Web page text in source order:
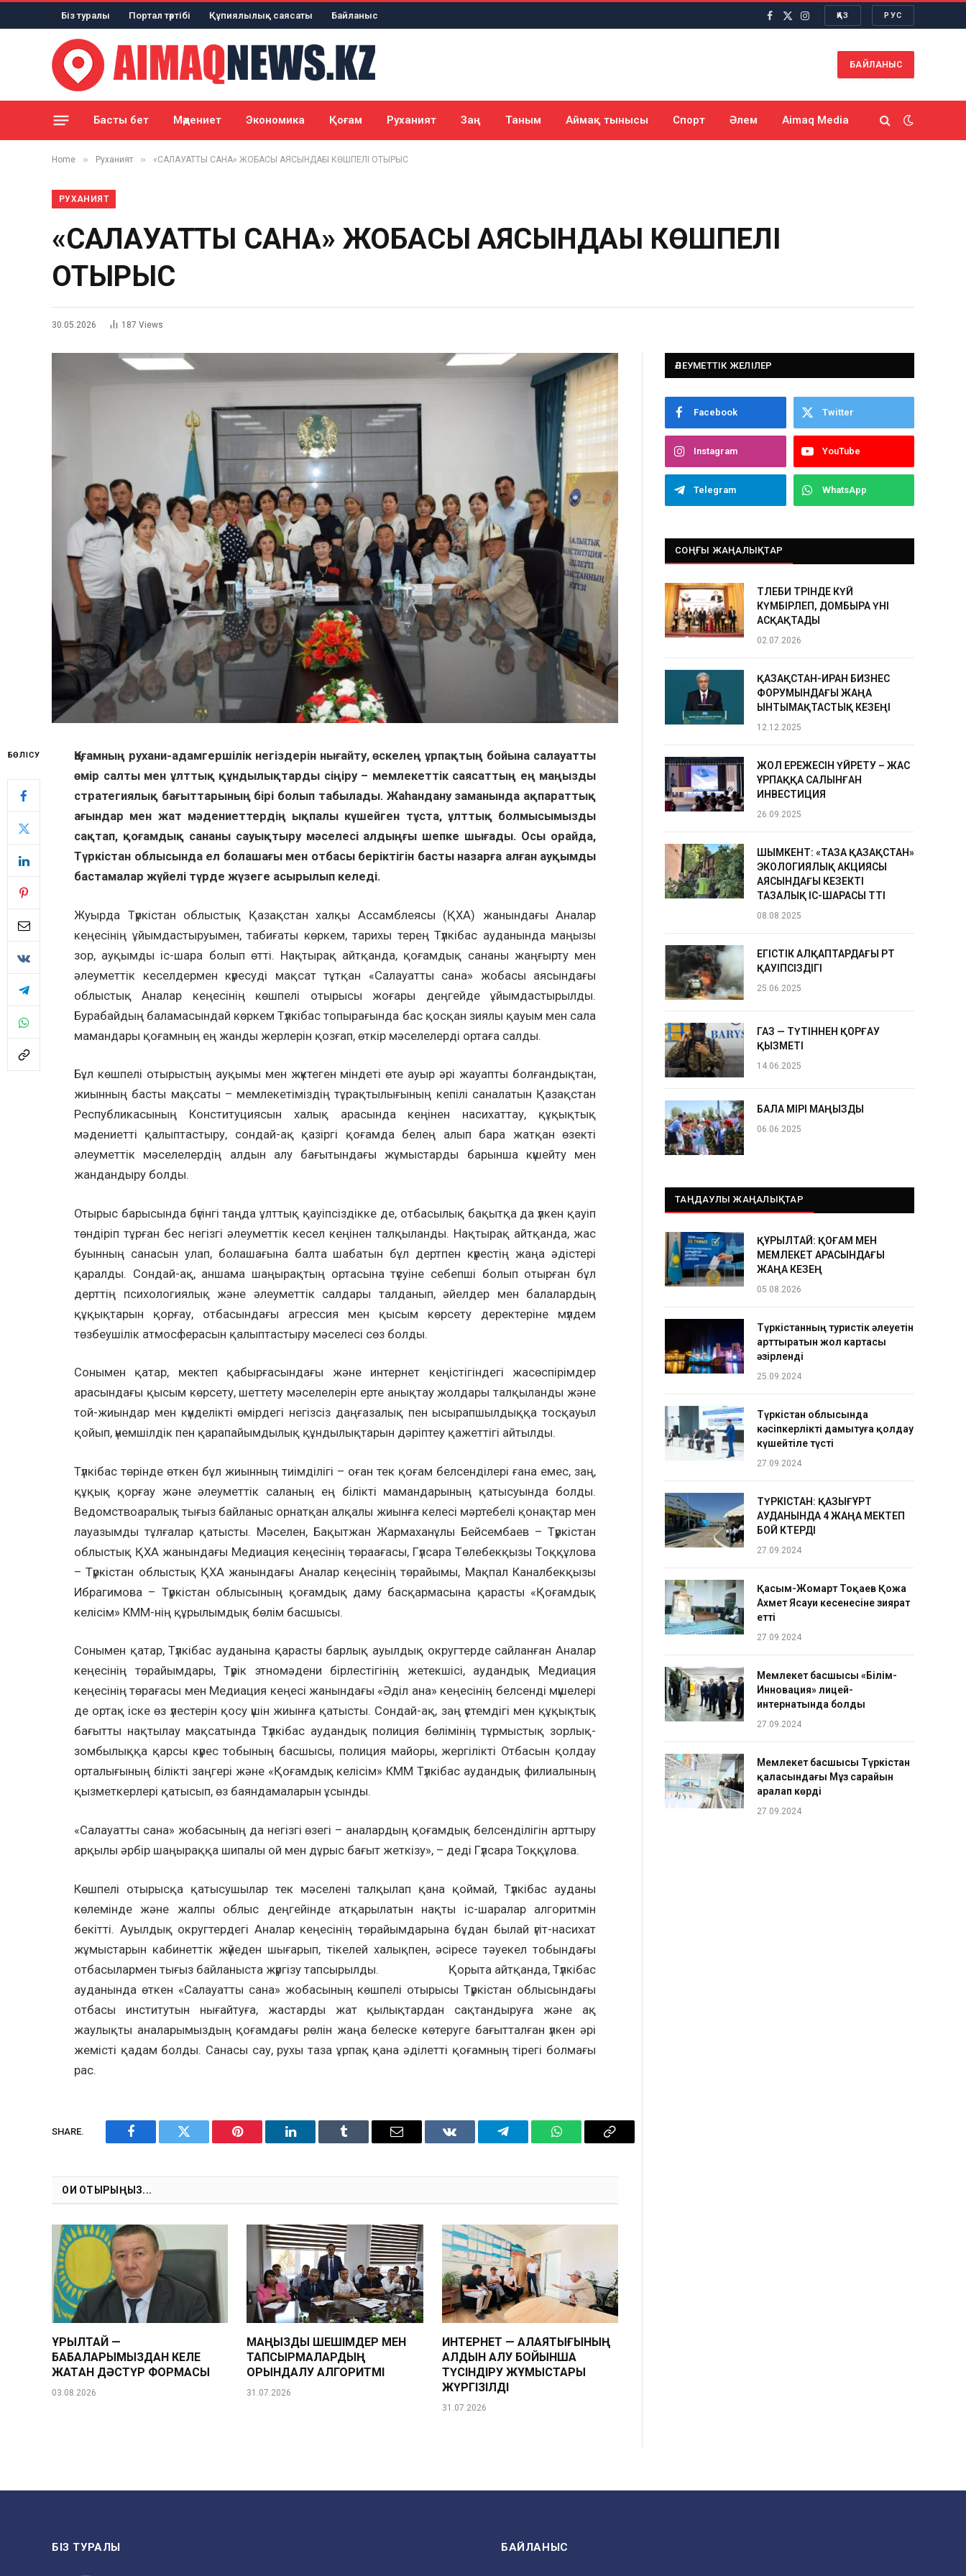
Біз туралы Портал тәртібі Құпиялылық саясаты Байланыс
Facebook
X
Instagram
ҚАЗ РУС
БАЙЛАНЫС
Басты бет Мәдениет Экономика Қоғам Руханият Заң Таным Аймақ тынысы Спорт Әлем Aimaq Media
Home » Руханият » «САЛАУАТТЫ САНА» ЖОБАСЫ АЯСЫНДАҒЫ КӨШПЕЛІ ОТЫРЫС
РУХАНИЯТ
«САЛАУАТТЫ САНА» ЖОБАСЫ АЯСЫНДАҒЫ КӨШПЕЛІ
ОТЫРЫС
30.05.2026 187 Views
БӨЛІСУ
Қоғамның рухани-адамгершілік негіздерін нығайту, өскелең ұрпақтың бойына салауатты
өмір салты мен ұлттық құндылықтарды сіңіру – мемлекеттік саясаттың ең маңызды
стратегиялық бағыттарының бірі болып табылады. Жаһандану заманында ақпараттық
ағындар мен жат мәдениеттердің ықпалы күшейген тұста, ұлттық болмысымызды
сақтап, қоғамдық сананы сауықтыру мәселесі алдыңғы шепке шығады. Осы орайда,
Түркістан облысында ел болашағы мен отбасы беріктігін басты назарға алған ауқымды
бастамалар жүйелі түрде жүзеге асырылып келеді.
Жуырда Түркістан облыстық Қазақстан халқы Ассамблеясы (ҚХА) жанындағы Аналар
кеңесінің ұйымдастыруымен, табиғаты көркем, тарихы терең Түлкібас ауданында маңызы
зор, ауқымды іс-шара болып өтті. Нақтырақ айтқанда, қоғамдық сананы жаңғырту мен
әлеуметтік кеселдермен күресуді мақсат тұтқан «Салауатты сана» жобасы аясындағы
облыстық Аналар кеңесінің көшпелі отырысы жоғары деңгейде ұйымдастырылды.
Бурабайдың баламасындай көркем Түлкібас топырағында бас қосқан зиялы қауым мен сала
мамандары қоғамның ең жанды жерлерін қозғап, өткір мәселелерді ортаға салды.
Бұл көшпелі отырыстың ауқымы мен жүктеген міндеті өте ауыр әрі жауапты болғандықтан,
жиынның басты мақсаты – мемлекетіміздің тұрақтылығының кепілі саналатын Қазақстан
Республикасының Конституциясын халық арасында кеңінен насихаттау, құқықтық
мәдениетті қалыптастыру, сондай-ақ қазіргі қоғамда белең алып бара жатқан өзекті
әлеуметтік мәселелердің алдын алу бағытындағы жұмыстарды барынша күшейту мен
жандандыру болды.
Отырыс барысында бүгінгі таңда ұлттық қауіпсіздікке де, отбасылық бақытқа да үлкен қауіп
төндіріп тұрған бес негізгі әлеуметтік кесел кеңінен талқыланды. Нақтырақ айтқанда, жас
буынның санасын улап, болашағына балта шабатын бұл дертпен күрестің жаңа әдістері
қаралды. Сондай-ақ, аншама шаңырақтың ортасына түсуіне себепші болып отырған бұл
дерттің психологиялық және әлеуметтік салдары талданып, әйелдер мен балалардың
құқықтарын қорғау, отбасындағы агрессия мен қысым көрсету деректеріне мүлдем
төзбеушілік атмосферасын қалыптастыру мәселесі сөз болды.
Сонымен қатар, мектеп қабырғасындағы және интернет кеңістігіндегі жасөспірімдер
арасындағы қысым көрсету, шеттету мәселелерін ерте анықтау жолдары талқыланды және
той-жиындар мен күнделікті өмірдегі негізсіз даңғазалық пен ысырапшылдыққа тосқауыл
қойып, үнемшілдік пен қарапайымдылық құндылықтарын дәріптеу қажеттігі айтылды.
Түлкібас төрінде өткен бұл жиынның тиімділігі – оған тек қоғам белсенділері ғана емес, заң,
құқық қорғау және әлеуметтік саланың ең білікті мамандарының қатысуында болды.
Ведомствоаралық тығыз байланыс орнатқан алқалы жиынға келесі мәртебелі қонақтар мен
лауазымды тұлғалар қатысты. Мәселен, Бақытжан Жармаханұлы Бейсембаев – Түркістан
облыстық ҚХА жанындағы Медиация кеңесінің төраағасы, Гүлсара Төлебекқызы Тоққұлова
– Түркістан облыстық ҚХА жанындағы Аналар кеңесінің төрайымы, Мақпал Каналбекқызы
Ибрагимова – Түркістан облысының қоғамдық даму басқармасына қарасты «Қоғамдық
келісім» КММ-нің құрылымдық бөлім басшысы.
Сонымен қатар, Түлкібас ауданына қарасты барлық ауылдық округтерде сайланған Аналар
кеңесінің төрайымдары, Түрік этномәдени бірлестігінің жетекшісі, аудандық Медиация
кеңесінің төрағасы мен Медиация кеңесі жанындағы «Әділ ана» кеңесінің белсенді мүшелері
де ортақ іске өз үлестерін қосу үшін жиынға қатысты. Сондай-ақ, заң үстемдігі мен құқықтық
бағытты нақтылау мақсатында Түлкібас аудандық полиция бөлімінің тұрмыстық зорлық-
зомбылыққа қарсы күрес тобының басшысы, полиция майоры, жергілікті Отбасын қолдау
орталығының білікті заңгері және «Қоғамдық келісім» КММ Түлкібас аудандық филиалының
қызметкерлері қатысып, өз баяндамаларын ұсынды.
«Салауатты сана» жобасының да негізгі өзегі – аналардың қоғамдық белсенділігін арттыру
арқылы әрбір шаңыраққа шипалы ой мен дұрыс бағыт жеткізу», – деді Гүлсара Тоққұлова.
Көшпелі отырысқа қатысушылар тек мәселені талқылап қана қоймай, Түлкібас ауданы
көлемінде және жалпы облыс деңгейінде атқарылатын нақты іс-шаралар алгоритмін
бекітті. Ауылдық округтердегі Аналар кеңесінің төрайымдарына бұдан былай үгіт-насихат
жұмыстарын кабинеттік жүйеден шығарып, тікелей халықпен, әсіресе тәуекел тобындағы
отбасылармен тығыз байланыста жүргізу тапсырылды. Қорыта айтқанда, Түлкібас
ауданында өткен «Салауатты сана» жобасының көшпелі отырысы Түркістан облысындағы
отбасы институтын нығайтуға, жастарды жат қылықтардан сақтандыруға және ақ
жаулықты аналарымыздың қоғамдағы рөлін жаңа белеске көтеруге бағытталған үлкен әрі
жемісті қадам болды. Санасы сау, рухы таза ұрпақ қана әділетті қоғамның тірегі болмағы
рас.
SHARE.
Facebook Twitter Pinterest LinkedIn Tumblr Email VKontakteTelegram WhatsAppCopy
ОҚИ ОТЫРЫҢЫЗ...
ҚҰРЫЛТАЙ —
БАБАЛАРЫМЫЗДАН КЕЛЕ
ЖАТҚАН ДӘСТҮР ФОРМАСЫ
03.08.2026
МАҢЫЗДЫ ШЕШІМДЕР МЕН
ТАПСЫРМАЛАРДЫҢ
ОРЫНДАЛУ АЛГОРИТМІ
31.07.2026
ИНТЕРНЕТ — АЛАЯҚТЫҒЫНЫҢ
АЛДЫН АЛУ БОЙЫНША
ТҮСІНДІРУ ЖҰМЫСТАРЫ
ЖҮРГІЗІЛДІ
31.07.2026
ӘЛЕУМЕТТІК ЖЕЛІЛЕР
Facebook Twitter
Instagram YouTube
Telegram WhatsApp
СОҢҒЫ ЖАҢАЛЫҚТАР
ТӨЛЕБИ ТӨРІНДЕ КҮЙ
КҮМБІРЛЕП, ДОМБЫРА ҮНІ
АСҚАҚТАДЫ
02.07.2026
ҚАЗАҚСТАН-ИРАН БИЗНЕС
ФОРУМЫНДАҒЫ ЖАҢА
ЫНТЫМАҚТАСТЫҚ КЕЗЕҢІ
12.12.2025
ЖОЛ ЕРЕЖЕСІН ҮЙРЕТУ – ЖАС
ҰРПАҚҚА САЛЫНҒАН
ИНВЕСТИЦИЯ
26.09.2025
ШЫМКЕНТ: «ТАЗА ҚАЗАҚСТАН»
ЭКОЛОГИЯЛЫҚ АКЦИЯСЫ
АЯСЫНДАҒЫ КЕЗЕКТІ
ТАЗАЛЫҚ ІС-ШАРАСЫ ӨТТІ
08.08.2025
ЕГІСТІК АЛҚАПТАРДАҒЫ ӨРТ
ҚАУІПСІЗДІГІ
25.06.2025
ГАЗ — ТҮТІННЕН ҚОРҒАУ
ҚЫЗМЕТІ
14.06.2025
БАЛА ӨМІРІ МАҢЫЗДЫ
06.06.2025
ТАҢДАУЛЫ ЖАҢАЛЫҚТАР
ҚҰРЫЛТАЙ: ҚОҒАМ МЕН
МЕМЛЕКЕТ АРАСЫНДАҒЫ
ЖАҢА КЕЗЕҢ
05.08.2026
Түркістанның туристік әлеуетін
арттыратын жол картасы
әзірленді
25.09.2024
Түркістан облысында
кәсіпкерлікті дамытуға қолдау
күшейтіле түсті
27.09.2024
ТҮРКІСТАН: ҚАЗЫҒҰРТ
АУДАНЫНДА 4 ЖАҢА МЕКТЕП
БОЙ КӨТЕРДІ
27.09.2024
Қасым-Жомарт Тоқаев Қожа
Ахмет Ясауи кесенесіне зиярат
етті
27.09.2024
Мемлекет басшысы «Білім-
Инновация» лицей-
интернатында болды
27.09.2024
Мемлекет басшысы Түркістан
қаласындағы Мұз сарайын
аралап көрді
27.09.2024
БІЗ ТУРАЛЫ БАЙЛАНЫС